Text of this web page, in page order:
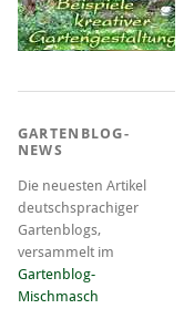
GARTENBLOG-
NEWS
Die neuesten Artikel
deutschsprachiger
Gartenblogs,
versammelt im
Gartenblog-
Mischmasch